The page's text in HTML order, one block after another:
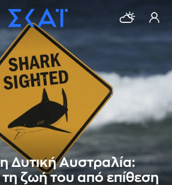
Δυτική Αυστραλία:
ζωή του από επίθεση